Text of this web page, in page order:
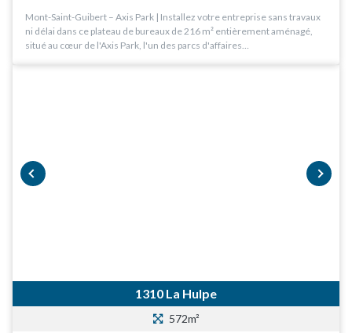
Mont-Saint-Guibert – Axis Park | Installez votre entreprise sans travaux
ni délai dans ce plateau de bureaux de 216 m² entièrement aménagé,
situé au cœur de l'Axis Park, l'un des parcs d'affaires…
1310 La Hulpe
572m²